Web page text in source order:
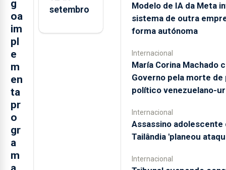
g
oa
im
pl
e
m
en
ta
pr
o
gr
a
m
setembro
Modelo de IA da Meta
sistema de outra
forma autónoma
Internacional
María Corina Machado
Governo pela morte de
político venezuelano-
Internacional
Assassino adolescente
Tailândia 'planeou
Internacional